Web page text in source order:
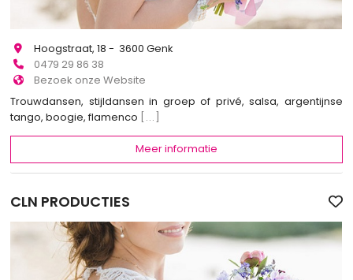
Hoogstraat, 18 - 3600 Genk
0479 29 86 38
Bezoek onze Website
Trouwdansen, stijldansen in groep of privé, salsa, argentijnse
tango, boogie, flamenco [...]
Meer informatie
CLN PRODUCTIES